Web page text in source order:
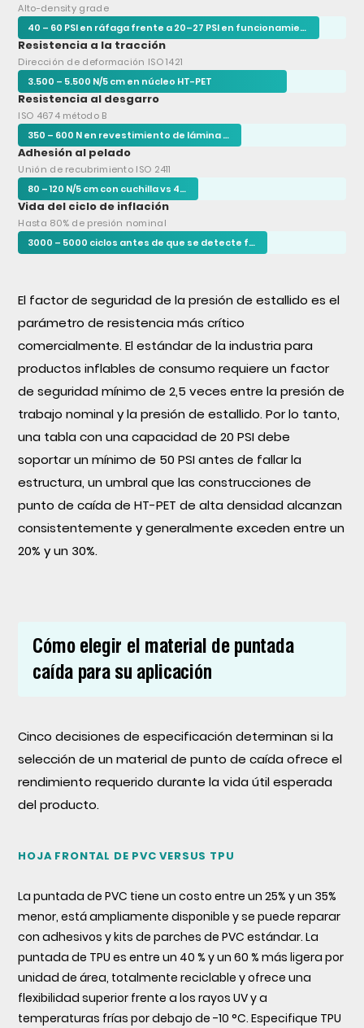
Alto-density grade
40 – 60 PSI en ráfaga frente a 20–27 PSI en funcionamiento
Resistencia a la tracción
Dirección de deformación ISO 1421
3.500 – 5.500 N/5 cm en núcleo HT-PET
Resistencia al desgarro
ISO 4674 método B
350 – 600 N en revestimiento de lámina frontal
Adhesión al pelado
Unión de recubrimiento ISO 2411
80 – 120 N/5 cm con cuchilla vs 40–55 N/5 cm con calandra
Vida del ciclo de inflación
Hasta 80% de presión nominal
3000 – 5000 ciclos antes de que se detecte fatiga del hilo
El factor de seguridad de la presión de estallido es el
parámetro de resistencia más crítico
comercialmente. El estándar de la industria para
productos inflables de consumo requiere un factor
de seguridad mínimo de 2,5 veces entre la presión de
trabajo nominal y la presión de estallido. Por lo tanto,
una tabla con una capacidad de 20 PSI debe
soportar un mínimo de 50 PSI antes de fallar la
estructura, un umbral que las construcciones de
punto de caída de HT-PET de alta densidad alcanzan
consistentemente y generalmente exceden entre un
20% y un 30%.
Cómo elegir el material de puntada
caída para su aplicación
Cinco decisiones de especificación determinan si la
selección de un material de punto de caída ofrece el
rendimiento requerido durante la vida útil esperada
del producto.
HOJA FRONTAL DE PVC VERSUS TPU
La puntada de PVC tiene un costo entre un 25% y un 35%
menor, está ampliamente disponible y se puede reparar
con adhesivos y kits de parches de PVC estándar. La
puntada de TPU es entre un 40 % y un 60 % más ligera por
unidad de área, totalmente reciclable y ofrece una
flexibilidad superior frente a los rayos UV y a
temperaturas frías por debajo de -10 °C. Especifique TPU